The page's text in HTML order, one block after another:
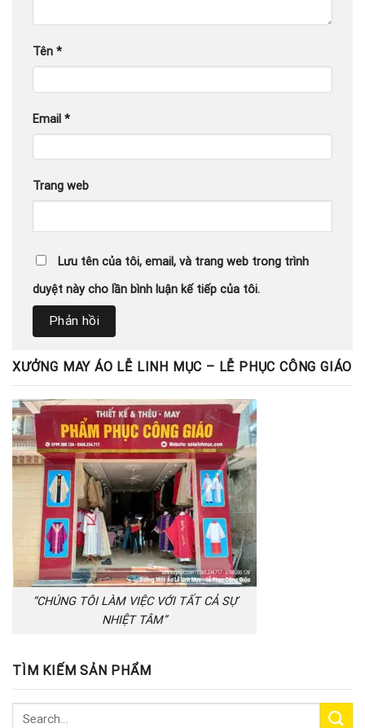
Tên *
Email *
Trang web
Lưu tên của tôi, email, và trang web trong trình
duyệt này cho lần bình luận kế tiếp của tôi.
XƯỞNG MAY ÁO LỄ LINH MỤC – LỄ PHỤC CÔNG GIÁO
“CHÚNG TÔI LÀM VIỆC VỚI TẤT CẢ SỰ
NHIỆT TÂM”
TÌM KIẾM SẢN PHẨM